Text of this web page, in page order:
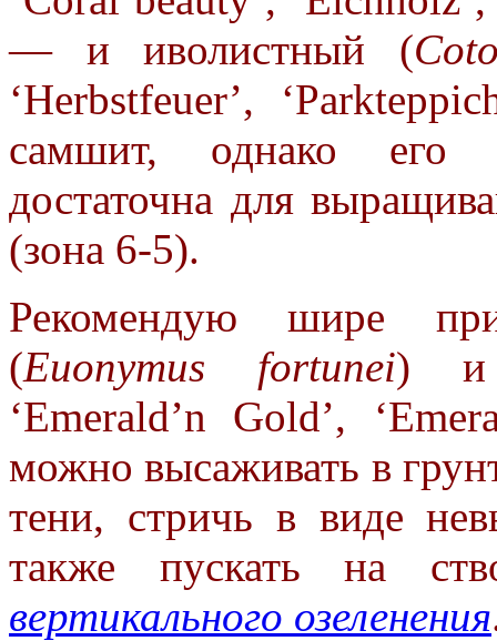
— и иволистный (
‘Herbstfeuer’,
самшит, однако его
достаточна для
(зона 6-5).
Рекомендую шире
(Euonymus fortunei) и
‘Emerald’n Gold’,
можно высаживать в
тени, стричь в виде
также пускать на
вертикального озеленения